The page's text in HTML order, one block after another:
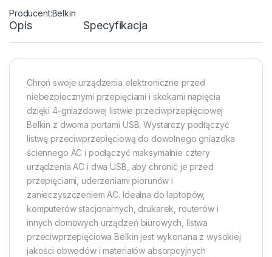
Belkin
Opis Specyfikacja
Chroń swoje urządzenia elektroniczne przed
niebezpiecznymi przepięciami i skokami napięcia
dzięki 4-gniazdowej listwie przeciwprzepięciowej
Belkin z dwoma portami USB. Wystarczy podłączyć
listwę przeciwprzepięciową do dowolnego gniazdka
ściennego AC i podłączyć maksymalnie cztery
urządzenia AC i dwa USB, aby chronić je przed
przepięciami, uderzeniami piorunów i
zanieczyszczeniem AC. Idealna do laptopów,
komputerów stacjonarnych, drukarek, routerów i
innych domowych urządzeń biurowych, listwa
przeciwprzepięciowa Belkin jest wykonana z wysokiej
jakości obwodów i materiałów absorpcyjnych